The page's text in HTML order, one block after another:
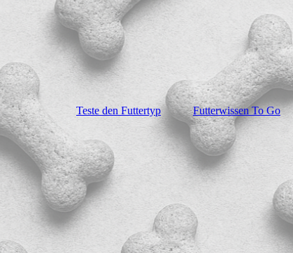
Teste den Futtertyp Futterwissen To Go